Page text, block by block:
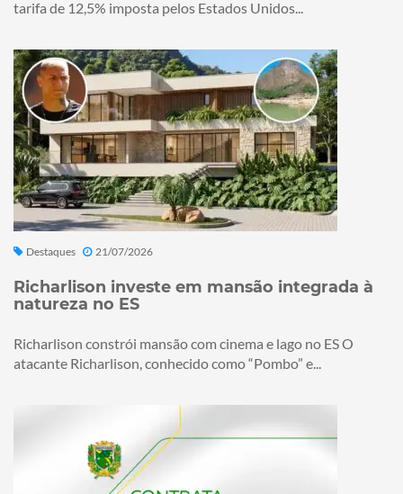
tarifa de 12,5% imposta pelos Estados Unidos...
Destaques 21/07/2026
Richarlison investe em mansão integrada à
natureza no ES
Richarlison constrói mansão com cinema e lago no ES O
atacante Richarlison, conhecido como “Pombo” e...